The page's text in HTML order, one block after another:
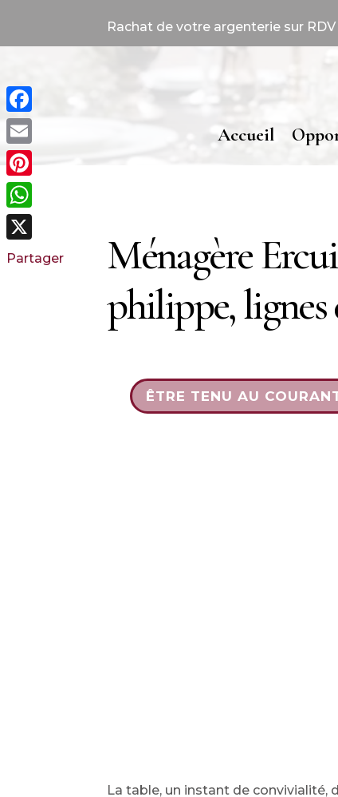
Rachat de votre argenterie sur RDV :
Accueil
Ménagère
philippe, lignes
ÊTRE TENU AU
La table, un instant de convivialité,
Facebook
Email
Pinterest
WhatsApp
X
Partager